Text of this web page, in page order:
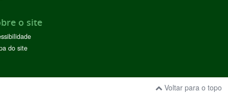
o site
do site
Voltar para o topo